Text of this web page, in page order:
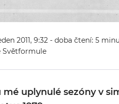
2011, 9:32 - doba čtení: 5
Světformule
uplynulé sezóny v